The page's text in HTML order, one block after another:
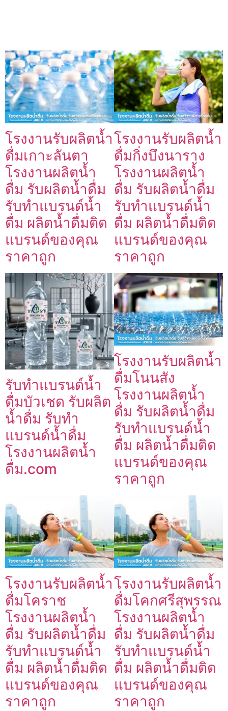
โรงงานรับผลิตน้ำ
ดื่มเกาะลันตา
โรงงานผลิตน้ำ
ดื่ม รับผลิตน้ำดื่ม
รับทำแบรนด์น้ำ
ดื่ม ผลิตน้ำดื่มติด
แบรนด์ของคุณ
ราคาถูก
โรงงานรับผลิตน้ำ
ดื่มกิ่งบึงนาราง
โรงงานผลิตน้ำ
ดื่ม รับผลิตน้ำดื่ม
รับทำแบรนด์น้ำ
ดื่ม ผลิตน้ำดื่มติด
แบรนด์ของคุณ
ราคาถูก
รับทำแบรนด์น้ำ
ดื่มบัวเชด รับผลิต
น้ำดื่ม รับทำ
แบรนด์น้ำดื่ม
โรงงานผลิตน้ำ
ดื่ม.com
โรงงานรับผลิตน้ำ
ดื่มโนนสัง
โรงงานผลิตน้ำ
ดื่ม รับผลิตน้ำดื่ม
รับทำแบรนด์น้ำ
ดื่ม ผลิตน้ำดื่มติด
แบรนด์ของคุณ
ราคาถูก
โรงงานรับผลิตน้ำ
ดื่มโคราช
โรงงานผลิตน้ำ
ดื่ม รับผลิตน้ำดื่ม
รับทำแบรนด์น้ำ
ดื่ม ผลิตน้ำดื่มติด
แบรนด์ของคุณ
ราคาถูก
โรงงานรับผลิตน้ำ
ดื่มโคกศรีสุพรรณ
โรงงานผลิตน้ำ
ดื่ม รับผลิตน้ำดื่ม
รับทำแบรนด์น้ำ
ดื่ม ผลิตน้ำดื่มติด
แบรนด์ของคุณ
ราคาถูก